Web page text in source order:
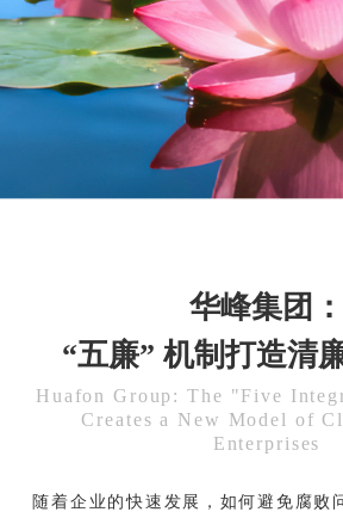
华峰集团：
“五廉” 机制打造清
Huafon Group: The "Five
Creates a New Model of
Enterprises
随着企业的快速发展，如何避免腐败